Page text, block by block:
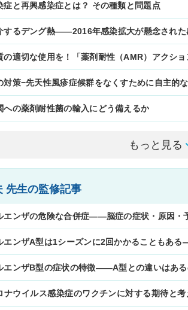
症と再興感染症とは？ その種類と問題点
するデング熱――2016年感染拡大が懸念された
の適切な使用を！「薬剤耐性（AMR）アクシ
対策−先天性風疹症候群をなくすために自主的
への薬剤耐性菌の輸入にどう備えるか
もっと見る
先生の監修記事
エンザの危険な合併症――脳症の症状・原因・
エンザA型は1シーズンに2回かかることもあ
エンザB型の症状の特徴――A型との違いはあ
ナウイルス感染症のワクチンに対する期待と